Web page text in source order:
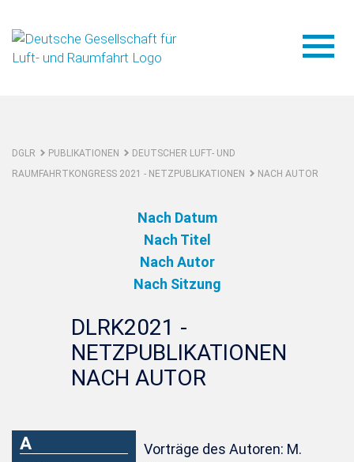
DGLR PUBLIKATIONEN
DEUTSCHER LUFT- UND
RAUMFAHRTKONGRESS 2021 - NETZPUBLIKATIONEN
NACH AUTOR
Nach Datum
Nach Titel
Nach Autor
Nach Sitzung
DLRK2021 -
NETZPUBLIKATIONEN
NACH AUTOR
A
Vorträge des Autoren: M.